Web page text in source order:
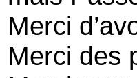
Merci
Merci des